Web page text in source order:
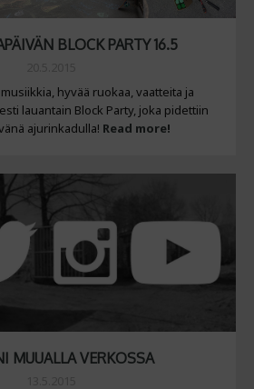
BLOCK PARTY 16.5
hyvää ruokaa, vaatteita ja
lauantain Block Party, joka pidettiin
ajurinkadulla! Read more!
MUUALLA VERKOSSA